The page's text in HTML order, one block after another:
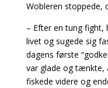
Wobleren stoppede,
– Efter en tung
livet og sugede sig
dagens første
var glade og tænkte,
fiskede videre og